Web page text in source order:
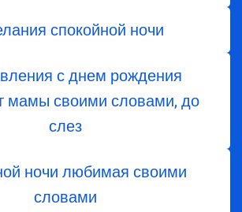
спокойной ночи
с днем ​​рождения
мамы своими словами, до
слез
ночи любимая своими
словами